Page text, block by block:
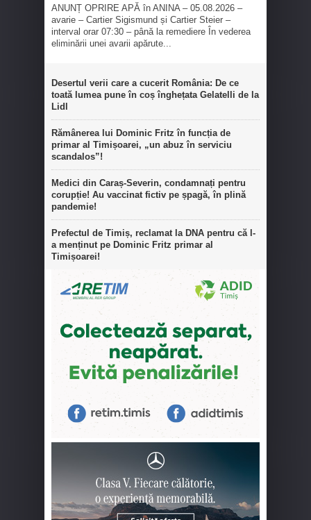
ANUNȚ OPRIRE APĂ în ANINA – 05.08.2026 –
avarie – Cartier Sigismund și Cartier Steier –
interval orar 07:30 – până la remediere În vederea
eliminării unei avarii apărute...
Desertul verii care a cucerit România: De ce
toată lumea pune în coș înghețata Gelatelli de la
Lidl
Rămânerea lui Dominic Fritz în funcția de
primar al Timișoarei, „un abuz în serviciu
scandalos”!
Medici din Caraș-Severin, condamnați pentru
corupție! Au vaccinat fictiv pe șpagă, în plină
pandemie!
Prefectul de Timiș, reclamat la DNA pentru că l-
a menținut pe Dominic Fritz primar al
Timișoarei!